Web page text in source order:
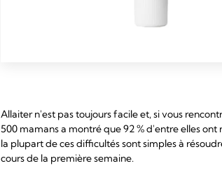
Allaiter n'est pas toujours facile et, si vous
500 mamans a montré que 92 % d'entre elles
la plupart de ces difficultés sont simples à
cours de la première semaine.